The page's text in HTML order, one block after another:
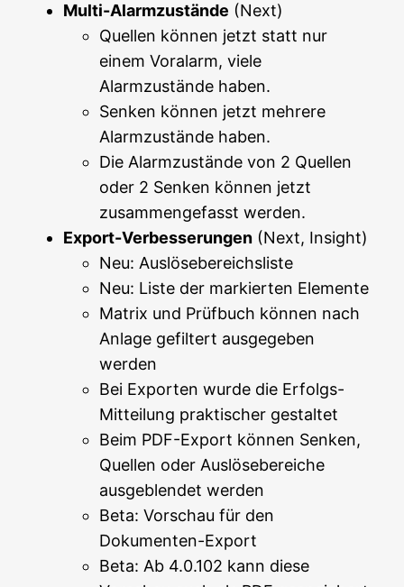
Multi-Alarmzustände (Next)
Quellen können jetzt statt nur
einem Voralarm, viele
Alarmzustände haben.
Senken können jetzt mehrere
Alarmzustände haben.
Die Alarmzustände von 2 Quellen
oder 2 Senken können jetzt
zusammengefasst werden.
Export-Verbesserungen (Next, Insight)
Neu: Auslösebereichsliste
Neu: Liste der markierten Elemente
Matrix und Prüfbuch können nach
Anlage gefiltert ausgegeben
werden
Bei Exporten wurde die Erfolgs-
Mitteilung praktischer gestaltet
Beim PDF-Export können Senken,
Quellen oder Auslösebereiche
ausgeblendet werden
Beta: Vorschau für den
Dokumenten-Export
Beta: Ab 4.0.102 kann diese